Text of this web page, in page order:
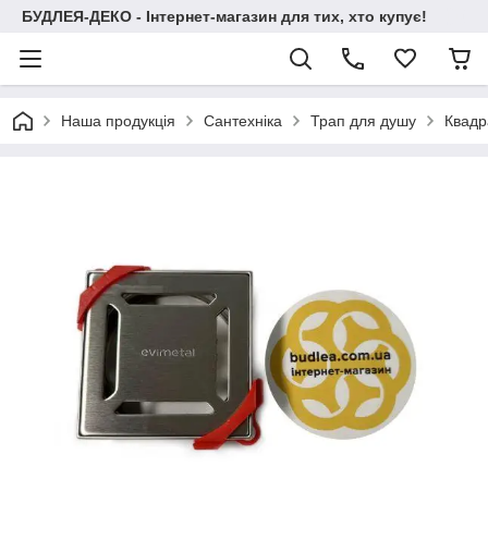
БУДЛЕЯ-ДЕКО - Інтернет-магазин для тих, хто купує!
Наша продукція Сантехніка Трап для душу